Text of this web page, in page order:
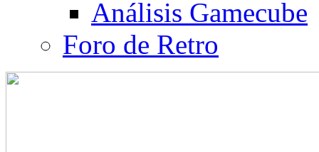
Análisis Gamecube
Foro de Retro